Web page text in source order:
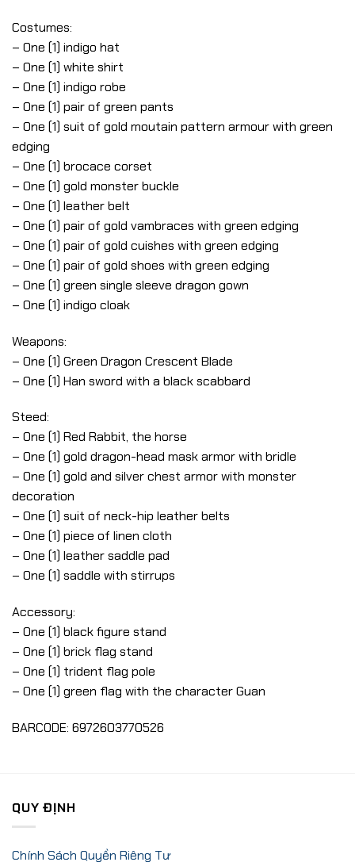
Costumes:
– One (1) indigo hat
– One (1) white shirt
– One (1) indigo robe
– One (1) pair of green pants
– One (1) suit of gold moutain pattern armour with green
edging
– One (1) brocace corset
– One (1) gold monster buckle
– One (1) leather belt
– One (1) pair of gold vambraces with green edging
– One (1) pair of gold cuishes with green edging
– One (1) pair of gold shoes with green edging
– One (1) green single sleeve dragon gown
– One (1) indigo cloak
Weapons:
– One (1) Green Dragon Crescent Blade
– One (1) Han sword with a black scabbard
Steed:
– One (1) Red Rabbit, the horse
– One (1) gold dragon-head mask armor with bridle
– One (1) gold and silver chest armor with monster
decoration
– One (1) suit of neck-hip leather belts
– One (1) piece of linen cloth
– One (1) leather saddle pad
– One (1) saddle with stirrups
Accessory:
– One (1) black figure stand
– One (1) brick flag stand
– One (1) trident flag pole
– One (1) green flag with the character Guan
BARCODE: 6972603770526
QUY ĐỊNH
Chính Sách Quyền Riêng Tư